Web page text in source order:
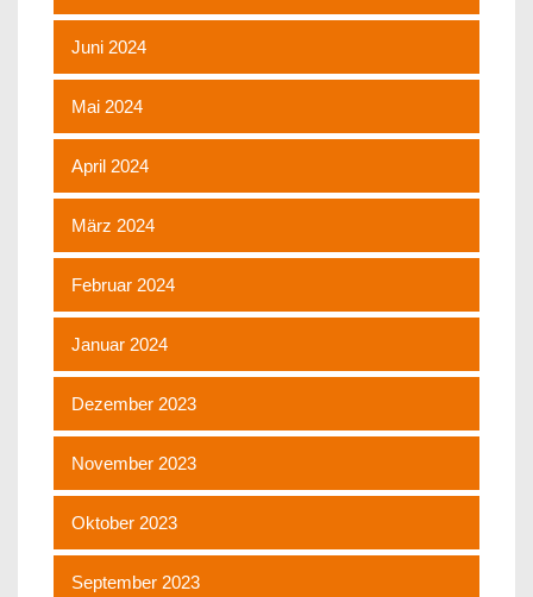
Juni 2024
Mai 2024
April 2024
März 2024
Februar 2024
Januar 2024
Dezember 2023
November 2023
Oktober 2023
September 2023